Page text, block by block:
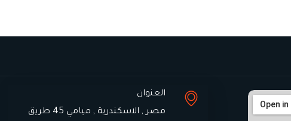
العنوان
مصر , الاسكندرية , ميامي 45 طريق